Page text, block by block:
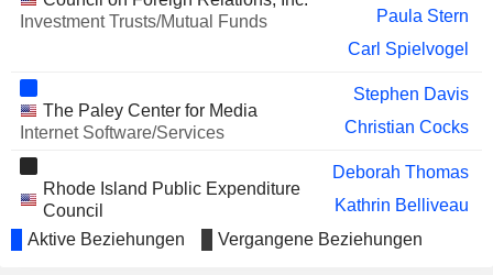
INC.
Elizabeth Hamren
PROPERTIES TRUST
COREWEAVE, INC.
Meg Whitman
Meg Whitman
BOB'S DISCOUNT
FURNITURE, INC.
Ramesh Murthy
Investment Trusts/Mutual Funds
Paula Stern
Carl Spielvogel
The Paley Center for Media
Internet Software/Services
Stephen Davis
Christian Cocks
Rhode Island Public Expenditure
Council
Deborah Thomas
Kathrin Belliveau
Mary Elizabeth West
Aktive Beziehungen Vergangene Beziehungen